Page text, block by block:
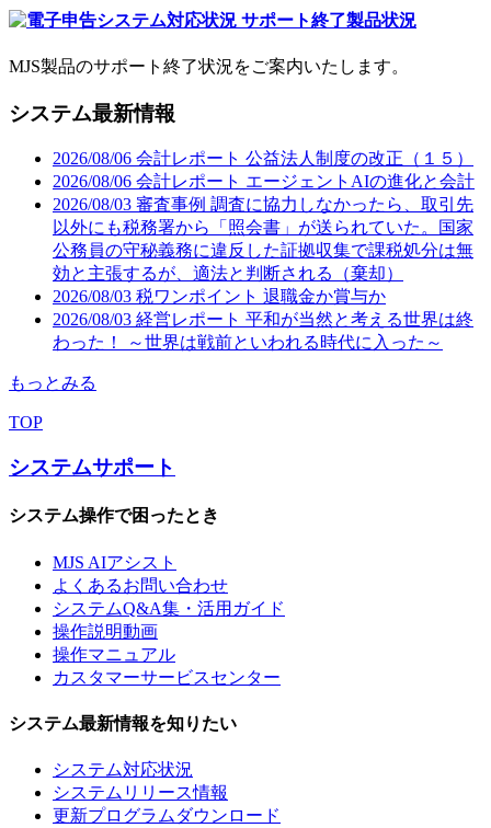
サポート終了製品状況
MJS製品のサポート終了状況をご案内いたします。
システム最新情報
2026/08/06 会計レポート 公益法人制度の改正（１５）
2026/08/06 会計レポート エージェントAIの進化と会計
2026/08/03 審査事例 調査に協力しなかったら、取引先
以外にも税務署から「照会書」が送られていた。国家
公務員の守秘義務に違反した証拠収集で課税処分は無
効と主張するが、適法と判断される（棄却）
2026/08/03 税ワンポイント 退職金か賞与か
2026/08/03 経営レポート 平和が当然と考える世界は終
わった！ ～世界は戦前といわれる時代に入った～
もっとみる
TOP
システムサポート
システム操作で困ったとき
MJS AIアシスト
よくあるお問い合わせ
システムQ&A集・活用ガイド
操作説明動画
操作マニュアル
カスタマーサービスセンター
システム最新情報を知りたい
システム対応状況
システムリリース情報
更新プログラムダウンロード